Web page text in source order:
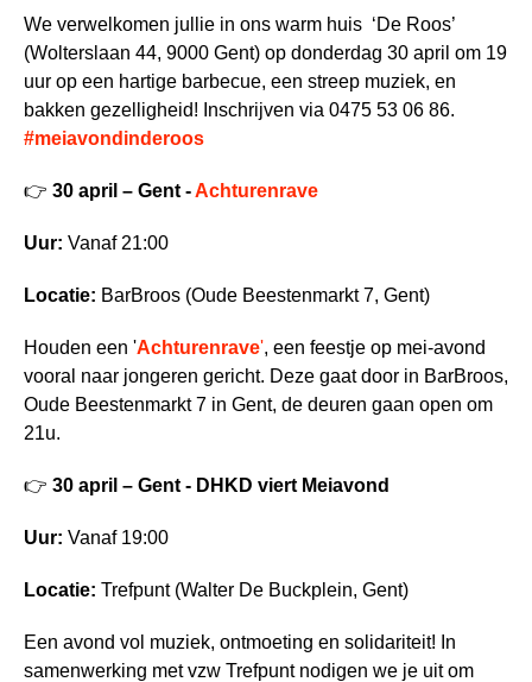
We verwelkomen jullie in ons warm huis ‘De Roos’
(Wolterslaan 44, 9000 Gent) op donderdag 30 april om 19
uur op een hartige barbecue, een streep muziek, en
bakken gezelligheid! Inschrijven via 0475 53 06 86.
#meiavondinderoos
👉 30 april – Gent -Achturenrave
Uur: Vanaf 21:00
Locatie: BarBroos (Oude Beestenmarkt 7, Gent)
Houden een 'Achturenrave', een feestje op mei-avond
vooral naar jongeren gericht. Deze gaat door in BarBroos,
Oude Beestenmarkt 7 in Gent, de deuren gaan open om
21u.
👉 30 april – Gent - DHKD viert Meiavond
Uur: Vanaf 19:00
Locatie: Trefpunt (Walter De Buckplein, Gent)
Een avond vol muziek, ontmoeting en solidariteit! In
samenwerking met vzw Trefpunt nodigen we je uit om